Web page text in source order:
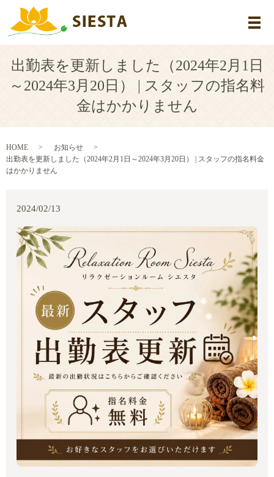
メ
出勤表を更新しました（2024年2月1日
～2024年3月20日） | スタッフの指名料
金はかかりません
HOME
お知らせ
出勤表を更新しました（2024年2月1日～2024年3月20日） | スタッフの指名料金
はかかりません
2024/02/13